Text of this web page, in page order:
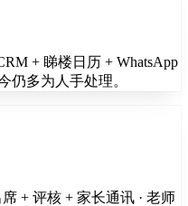
+ 睇楼日历 + WhatsApp
仍多为人手处理。
+ 评核 + 家长通讯 · 老师